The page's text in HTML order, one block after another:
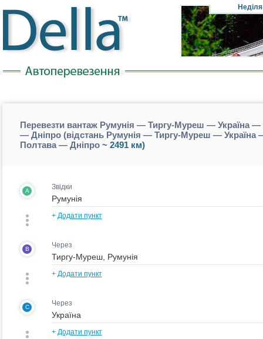
Неділя
Перевезти вантаж Румунія — Тиргу-Муреш —
— Дніпро (відстань Румунія — Тиргу-Муреш —
Полтава — Дніпро~ 2491 км)
A Звідки
+ Додати пункт
B Через
+ Додати пункт
C Через
+ Додати пункт